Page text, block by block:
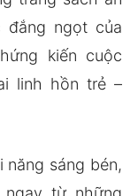
đắng ngọt của
kiến cuộc
linh hồn trẻ –
năng sáng bén,